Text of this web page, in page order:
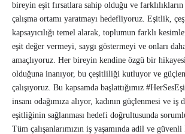
bireyin eşit fırsatlara sahip olduğu ve
çalışma ortamı yaratmayı hedefliyoruz. Eşitlik,
kapsayıcılığı temel alarak, toplumun farklı
eşit değer vermeyi, saygı göstermeyi ve onları
amaçlıyoruz. Her bireyin kendine özgü bir
olduğuna inanıyor, bu çeşitliliği kutluyor ve
çalışıyoruz. Bu kapsamda başlattığımız
insanı odağımıza alıyor, kadının güçlenmesi ve iş
eşitliğinin sağlanması hedefi doğrultusunda
Tüm çalışanlarımızın iş yaşamında adil ve